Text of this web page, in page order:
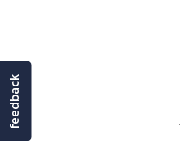
feedback